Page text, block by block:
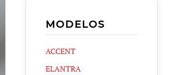
MODELOS
ACCENT
ELANTRA